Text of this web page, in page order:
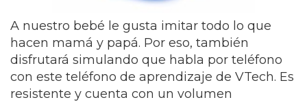
A nuestro bebé le gusta imitar todo lo que
hacen mamá y papá. Por eso, también
disfrutará simulando que habla por teléfono
con este teléfono de aprendizaje de VTech. Es
resistente y cuenta con un volumen